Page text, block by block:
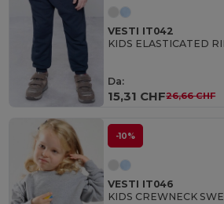
VESTI IT042
KIDS ELASTICATED
Da:
15,31 CHF26,66 CHF
-10%
VESTI IT046
KIDS CREWNECK